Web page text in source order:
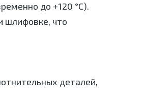
до +120 °C).
шлифовке, что
деталей,